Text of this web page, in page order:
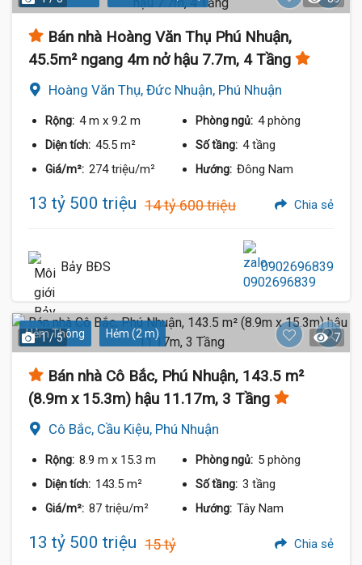
Bán nhà Hoàng Văn Thụ Phú Nhuận,
45.5m² ngang 4m nở hậu 7.7m, 4 Tầng
Hoàng Văn Thụ, Đức Nhuận, Phú Nhuận
Rộng: 4 m x 9.2 m Phòng ngủ: 4 phòng
Diện tích: 45.5 m² Số tầng: 4 tầng
Giá/m²: 274 triệu/m² Hướng: Đông Nam
13 tỷ 500 triệu 14 tỷ 600 triệu Chia sẻ
Bảy BĐS 0902696839
Hẻm Thông Hẻm (2 m)
1 / 5 7
Bán nhà Cô Bắc, Phú Nhuận, 143.5 m²
(8.9m x 15.3m) hậu 11.17m, 3 Tầng
Cô Bắc, Cầu Kiệu, Phú Nhuận
Rộng: 8.9 m x 15.3 m Phòng ngủ: 5 phòng
Diện tích: 143.5 m² Số tầng: 3 tầng
Giá/m²: 87 triệu/m² Hướng: Tây Nam
13 tỷ 500 triệu 15 tỷ Chia sẻ